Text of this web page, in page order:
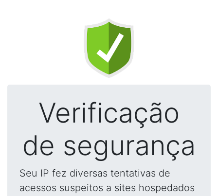
Verificação
de segurança
Seu IP fez diversas tentativas de
acessos suspeitos a sites hospedados